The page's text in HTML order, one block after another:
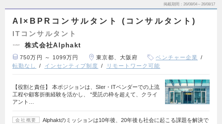
掲載期間 26/08/04～26/08/17
AI×BPRコンサルタント (コンサルタント)
ITコンサルタント
株式会社Alphakt
750万円 ～ 1099万円 東京都、大阪府
ベンチャー企業
転勤なし
インセンティブ制度 リモートワーク可能
【役割と責任】 本ポジションは、SIer・ITベンダーでの上流
工程や顧客折衝経験を活かし、 “受託の枠を超えて、クライ
アント…
会社概要
Alphaktのミッションは10年後、20年後も社会に起こる課題を解決で